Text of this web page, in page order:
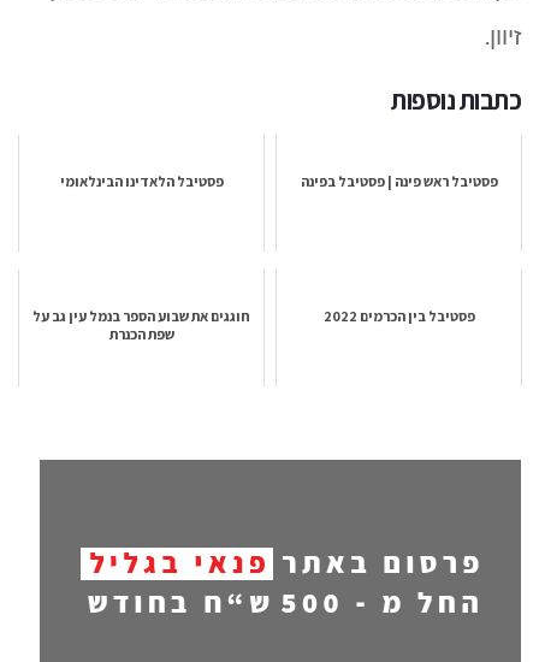
זיוון.
כתבות נוספות
פסטיבל ראש פינה | פסטיבל בפינה פסטיבל הלאדינו הבינלאומי
פסטיבל בין הכרמים 2022
חוגגים את שבוע הספר בנמל עין גב על
שפת הכנרת